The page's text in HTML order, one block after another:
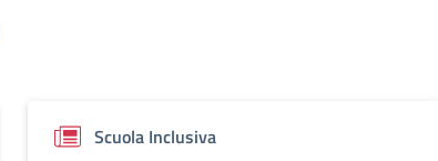
Scuola Inclusiva